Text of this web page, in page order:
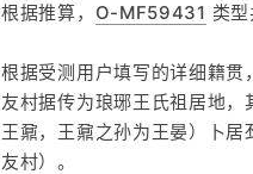
根据推算， O-MF59431 类
根据受测用户填写的详细籍
友村据传为琅琊王氏祖居地
王鼐，王鼐之孙为王晏）卜
友村）。